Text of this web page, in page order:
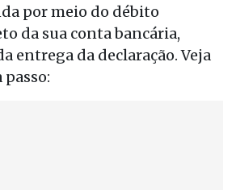
por meio do débito
da sua conta bancária,
entrega da declaração. Veja
passo: